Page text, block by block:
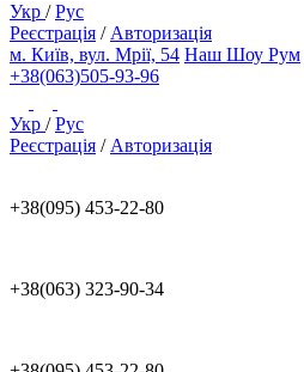
Укр /Рус
Реєстрація / Авторизація
м. Київ, вул. Мрії, 54 Наш Шоу Рум
+38(063)505-93-96
Укр /Рус
Реєстрація / Авторизація
+38(095) 453-22-80
+38(063) 323-90-34